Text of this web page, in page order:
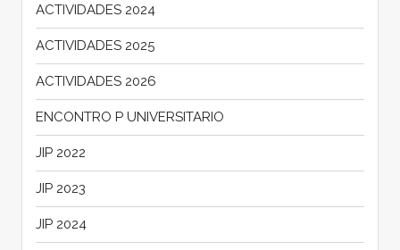
ACTIVIDADES 2024
ACTIVIDADES 2025
ACTIVIDADES 2026
ENCONTRO P UNIVERSITARIO
JIP 2022
JIP 2023
JIP 2024